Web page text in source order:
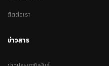
ติดต่อเรา
ข่าวสาร
ข่าวประชาสัมพันธ์